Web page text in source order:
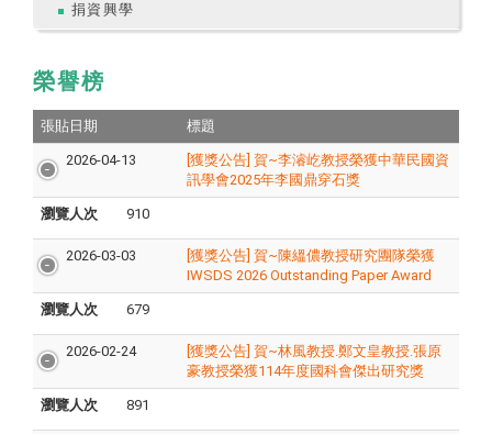
捐資興學
榮譽榜
張貼日期 標題
2026-04-13
[獲獎公告] 賀~李濬屹教授榮獲中華民國資
訊學會2025年李國鼎穿石獎
瀏覽人次 910
2026-03-03
[獲獎公告] 賀~陳縕儂教授研究團隊榮獲
IWSDS 2026 Outstanding Paper Award
瀏覽人次 679
2026-02-24
[獲獎公告] 賀~林風教授.鄭文皇教授.張原
豪教授榮獲114年度國科會傑出研究獎
瀏覽人次 891